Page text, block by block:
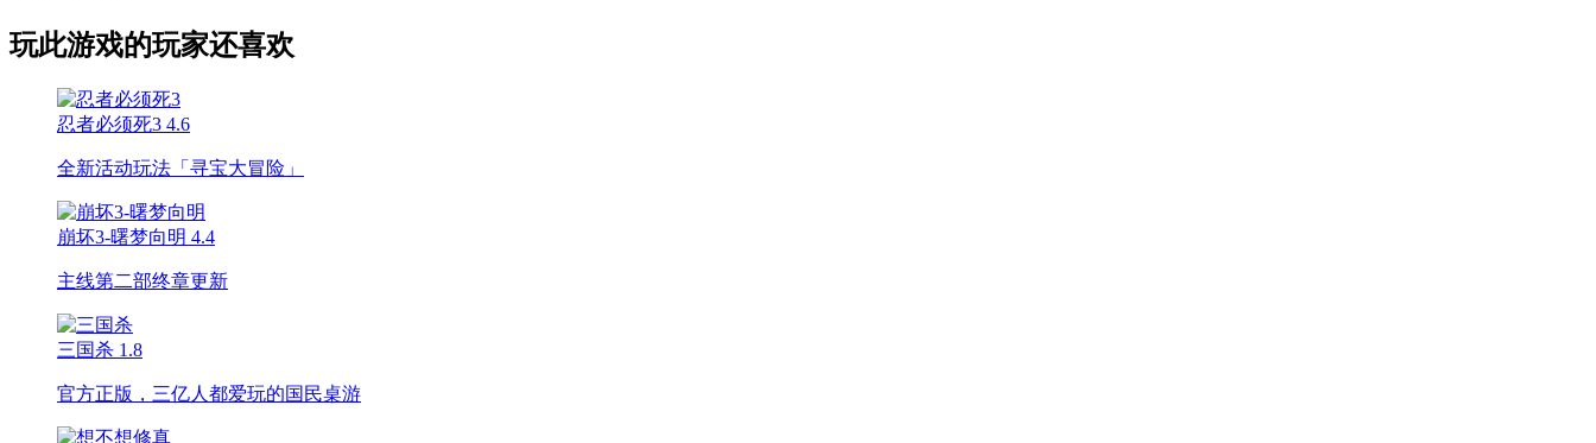
玩此游戏的玩家还喜欢
忍者必须死3 4.6
全新活动玩法「寻宝大冒险」
崩坏3-曙梦向明 4.4
主线第二部终章更新
三国杀 1.8
官方正版，三亿人都爱玩的国民桌游